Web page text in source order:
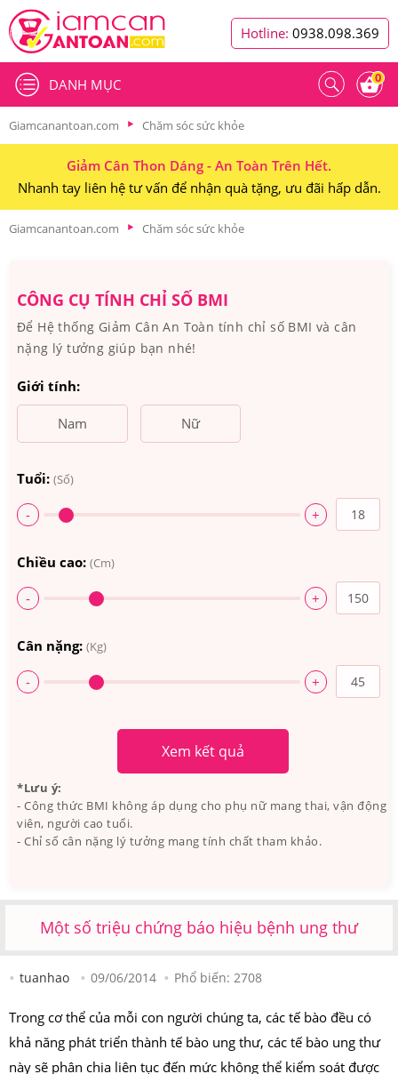
Hotline: 0938.098.369
0
DANH MỤC
Giamcanantoan.com Chăm sóc sức khỏe
Giảm Cân Thon Dáng - An Toàn Trên Hết.
Nhanh tay liên hệ tư vấn để nhận quà tặng, ưu đãi hấp dẫn.
Giamcanantoan.com Chăm sóc sức khỏe
CÔNG CỤ TÍNH CHỈ SỐ BMI
Để Hệ thống Giảm Cân An Toàn tính chỉ số BMI và cân
nặng lý tưởng giúp bạn nhé!
Giới tính:
Nam Nữ
Tuổi: (Số)
- +
Chiều cao: (Cm)
- +
Cân nặng: (Kg)
- +
Xem kết quả
*Lưu ý:
- Công thức BMI không áp dụng cho phụ nữ mang thai, vận động
viên, người cao tuổi.
- Chỉ số cân nặng lý tưởng mang tính chất tham khảo.
Một số triệu chứng báo hiệu bệnh ung thư
tuanhao 09/06/2014 Phổ biến: 2708
Trong cơ thể của mỗi con người chúng ta, các tế bào đều có
khả năng phát triển thành tế bào ung thư, các tế bào ung thư
này sẽ phân chia liên tục đến mức không thể kiểm soát được